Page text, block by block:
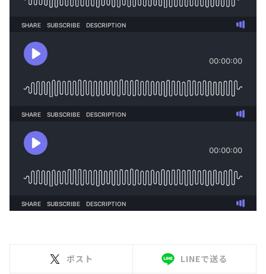
ポスト LINEで送る